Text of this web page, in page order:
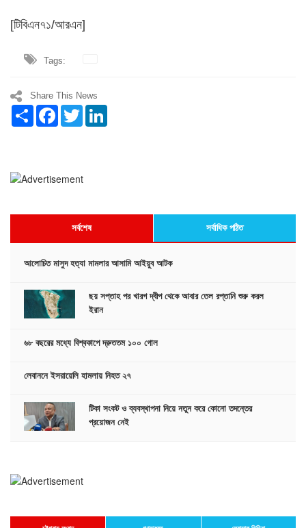
[টিবিএন৭১/আরএন]
Tags:
Share This News
Share Facebook
Twitter
সর্বশেষ সর্বাধিক পঠিত
আলোচিত মাসুদ হত্যা মামলার আসামি আইয়ুব আটক
ছয় সপ্তাহ পর খারগ দ্বীপ থেকে আবার তেল রপ্তানি শুরু করল
ইরান
৬৮ বছরের মধ্যে বিশ্বকাপে দ্রুততম ১০০ গোল
লেবাননে ইসরায়েলি হামলায় নিহত ২৭
টিকা সংকট ও ব্যবস্থাপনা নিয়ে নতুন করে কোনো তদন্তের
প্রয়োজন নেই